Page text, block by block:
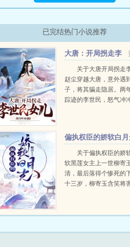
已完结热门小说推荐
大唐：开局拐走李
世民女儿
关于大唐开局拐走
赵尘穿越大唐，意外遇
子，将其骗走隐居。两
踪迹的李世民，怒气冲
偏执权臣的娇软白月
关于偏执权臣的娇
软黑莲女主上一世柳寄
清，最后落得个惨死的
十三岁，柳寄玉含笑将
疼。梅疏玉觉得很奇怪